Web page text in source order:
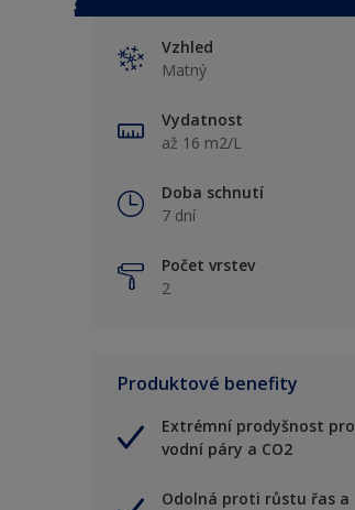
Vzhled
Matný
Vydatnost
až 16 m2/L
Doba schnutí
7 dní
Počet vrstev
2
Produktové benefity
Extrémní prodyšnost pro
vodní páry a CO2
Odolná proti růstu řas a